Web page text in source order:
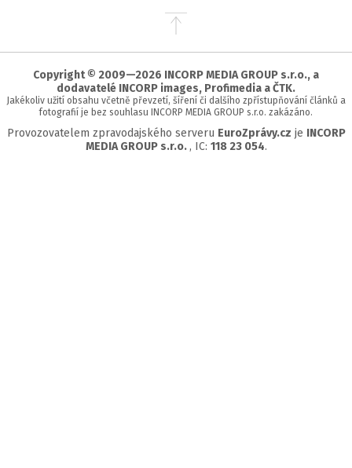
Přejít
stránky
Copyright © 2009—2026 INCORP MEDIA GROUP s.r.o., a
dodavatelé INCORP images, Profimedia a ČTK.
Jakékoliv užití obsahu včetně převzetí, šíření či dalšího zpřístupňování článků a
fotografií je bez souhlasu INCORP MEDIA GROUP s.r.o. zakázáno.
Provozovatelem zpravodajského serveru EuroZprávy.cz je INCORP
MEDIA GROUP s.r.o. , IC: 118 23 054.